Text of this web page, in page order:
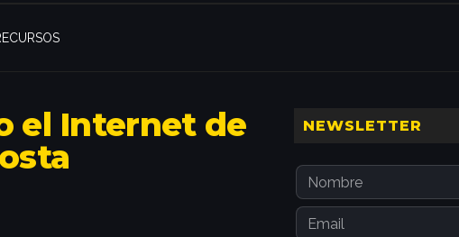
el Internet de
Barra
principal
NEWSLETTER